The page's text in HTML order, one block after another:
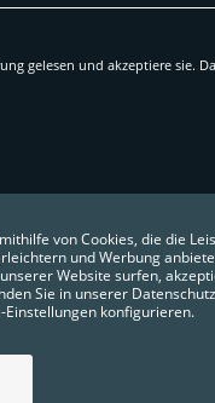
gelesen und akzeptiere sie.
von Cookies, die die
und Werbung
Website surfen,
Sie in unserer
Einstellungen konfigurieren.